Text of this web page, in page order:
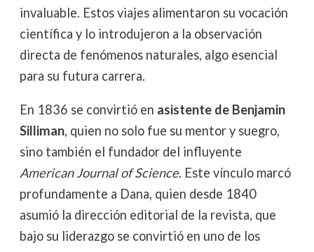
invaluable. Estos viajes alimentaron su vocación
científica y lo introdujeron a la observación
directa de fenómenos naturales, algo esencial
para su futura carrera.
En 1836 se convirtió en asistente de Benjamin
Silliman, quien no solo fue su mentor y suegro,
sino también el fundador del influyente
American Journal of Science. Este vínculo marcó
profundamente a Dana, quien desde 1840
asumió la dirección editorial de la revista, que
bajo su liderazgo se convirtió en uno de los